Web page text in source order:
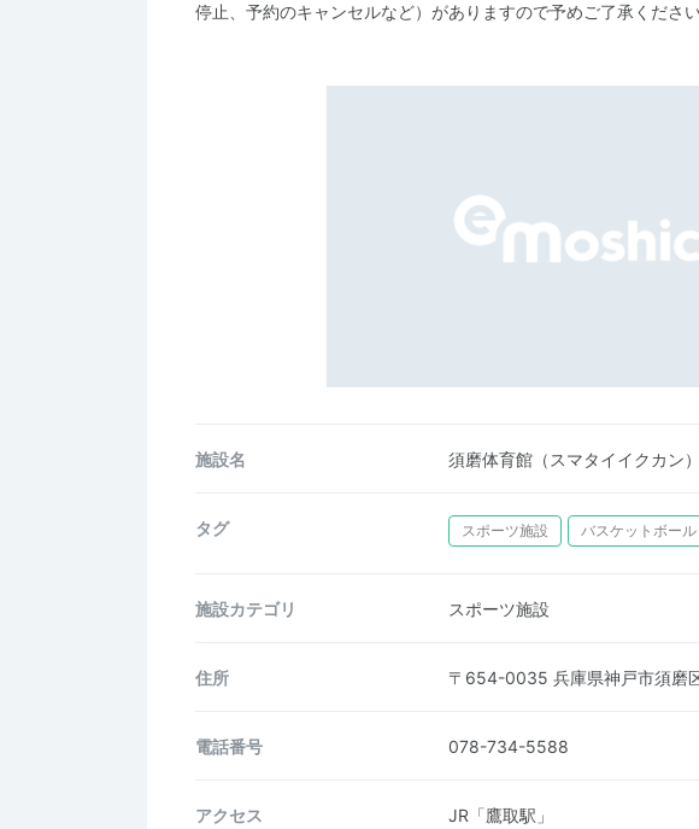
停止、予約のキャンセルなど）がありますので予めご了承ください
施設名 須磨体育館（スマタイイクカン）
タグ スポーツ施設 バスケットボール
施設カテゴリ スポーツ施設
住所 〒654-0035 兵庫県神戸市須磨
電話番号 078-734-5588
アクセス
JR「鷹取駅」